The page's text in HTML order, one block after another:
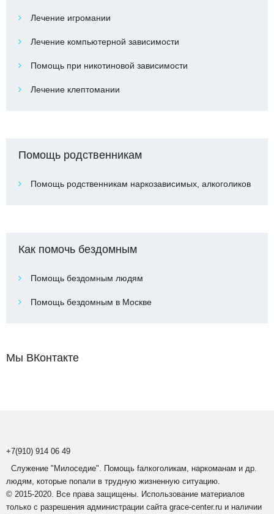
Лечение игромании
Лечение компьютерной зависимости
Помощь при никотиновой зависимости
Лечение клептомании
Помощь родственникам
Помощь родственникам наркозависимых, алкоголиков
Как помочь бездомным
Помощь бездомным людям
Помощь бездомным в Москве
Мы ВКонтакте
+7(910) 914 06 49
Служение "Милоседие". Помощь fалкоголикам, наркоманам и др.
людям, которые попали в трудную жизненную ситуацию.
© 2015-2020. Все права защищены. Использование материалов
только с разрешения администрации сайта grace-center.ru и наличии